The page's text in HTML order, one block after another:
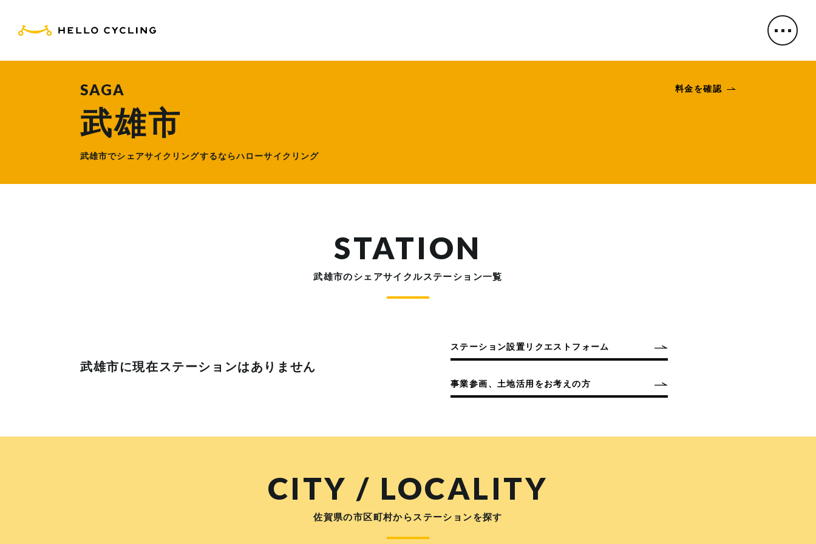
SAGA
武雄市
武雄市でシェアサイクリングするならハローサイクリング
料金を確認
STATION
武雄市のシェアサイクルステーション一覧
武雄市に現在ステーションはありません
ステーション設置リクエストフォーム
事業参画、土地活用をお考えの方
CITY / LOCALITY
佐賀県の市区町村からステーションを探す